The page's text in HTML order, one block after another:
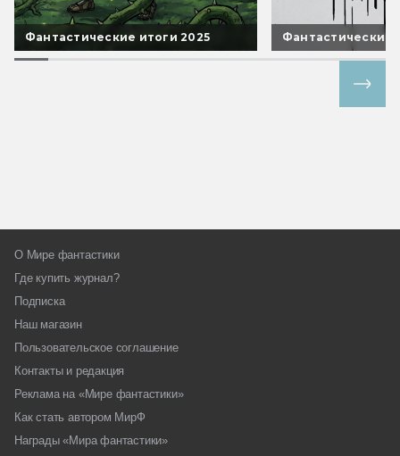
Фантастические итоги 2025 Фантастические
О Мире фантастики
Где купить журнал?
Подписка
Наш магазин
Пользовательское соглашение
Контакты и редакция
Реклама на «Мире фантастики»
Как стать автором МирФ
Награды «Мира фантастики»